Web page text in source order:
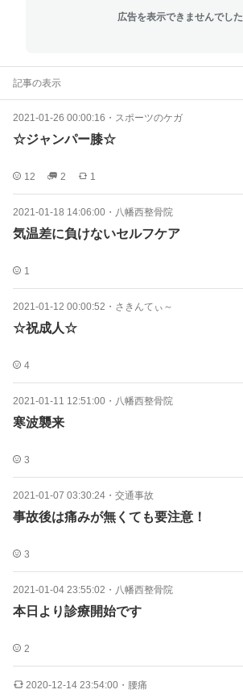
広告を表示できませんでした
記事の表示
2021-01-26 00:00:16 ・ スポーツのケガ
☆ジャンパー膝☆
12 2 1
2021-01-18 14:06:00 ・ 八幡西整骨院
気温差に負けないセルフケア
1
2021-01-12 00:00:52 ・ さきんてぃ～
☆祝成人☆
4
2021-01-11 12:51:00 ・ 八幡西整骨院
寒波襲来
3
2021-01-07 03:30:24 ・ 交通事故
事故後は痛みが無くても要注意！
3
2021-01-04 23:55:02 ・ 八幡西整骨院
本日より診療開始です
2
2020-12-14 23:54:00 ・ 腰痛